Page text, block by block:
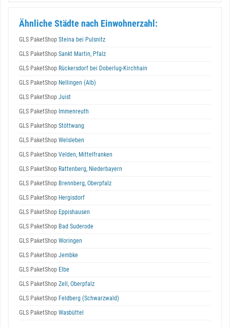
Ähnliche Städte nach Einwohnerzahl:
GLS PaketShop Steina bei Pulsnitz
GLS PaketShop Sankt Martin, Pfalz
GLS PaketShop Rückersdorf bei Doberlug-Kirchhain
GLS PaketShop Nellingen (Alb)
GLS PaketShop Juist
GLS PaketShop Immenreuth
GLS PaketShop Stöttwang
GLS PaketShop Welsleben
GLS PaketShop Velden, Mittelfranken
GLS PaketShop Rattenberg, Niederbayern
GLS PaketShop Brennberg, Oberpfalz
GLS PaketShop Hergisdorf
GLS PaketShop Eppishausen
GLS PaketShop Bad Suderode
GLS PaketShop Woringen
GLS PaketShop Jembke
GLS PaketShop Elbe
GLS PaketShop Zell, Oberpfalz
GLS PaketShop Feldberg (Schwarzwald)
GLS PaketShop Wasbüttel